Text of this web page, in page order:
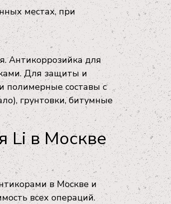
местах, при
Антикоррозийка для
Для защиты и
полимерные составы с
грунтовки, битумные
Li в Москве
в Москве и
всех операций.